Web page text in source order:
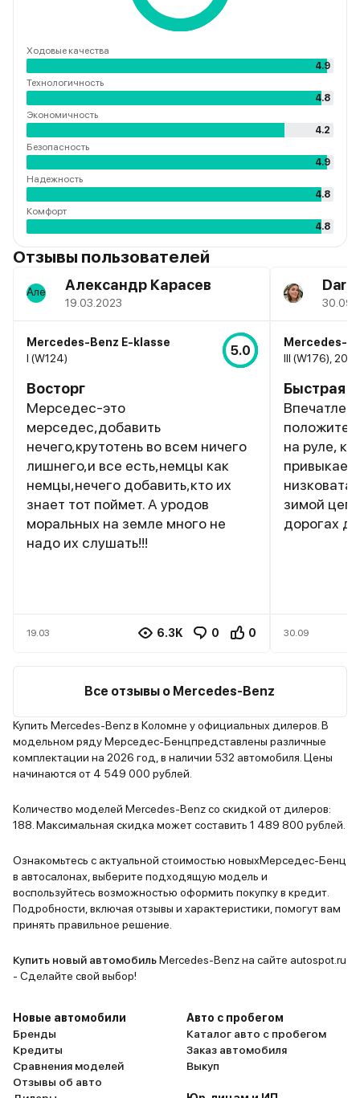
Ходовые качества
4.9
Технологичность
4.8
Экономичность
4.2
Безопасность
4.9
Надежность
4.8
Комфорт
4.8
Отзывы пользователей
Александр Карасев
19.03.2023
Mercedes-Benz E-klasse
I (W124)
5.0
Восторг
Мерседес-это
мерседес,добавить
нечего,крутотень во всем ничего
лишнего,и все есть,немцы как
немцы,нечего добавить,кто их
знает тот поймет. А уродов
моральных на земле много не
надо их слушать!!!
19.03 6.3K 0 0
Mercedes-
III (W176),
Быстрая
на руле, к
зимой
дорогах
30.09
Все отзывы о Mercedes-Benz
Купить Mercedes-Benz в Коломне у официальных дилеров. В
модельном ряду Мерседес-Бенцпредставлены различные
комплектации на 2026 год, в наличии 532 автомобиля. Цены
начинаются от 4 549 000 рублей.
Количество моделей Mercedes-Benz со скидкой от дилеров:
188. Максимальная скидка может составить 1 489 800 рублей.
Ознакомьтесь с актуальной стоимостью новыхМерседес-Бенц
в автосалонах, выберите подходящую модель и
воспользуйтесь возможностью оформить покупку в кредит.
Подробности, включая отзывы и характеристики, помогут вам
принять правильное решение.
Купить новый автомобильMercedes-Benz на сайте autospot.ru
- Сделайте свой выбор!
Новые автомобили
Бренды
Кредиты
Сравнения моделей
Отзывы об авто
Авто с пробегом
Каталог авто с пробегом
Заказ автомобиля
Выкуп